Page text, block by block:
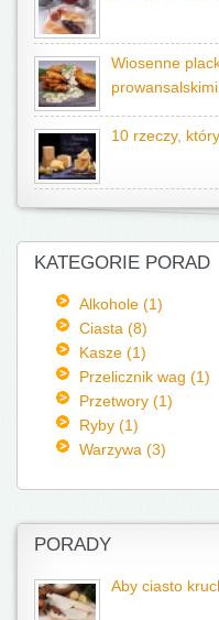
Wiosenne
10 rzeczy,
KATEGORIE PORAD
Alkohole (1)
Ciasta (8)
Kasze (1)
Przelicznik wag (1)
Przetwory (1)
Ryby (1)
Warzywa (3)
PORADY
Aby ciasto